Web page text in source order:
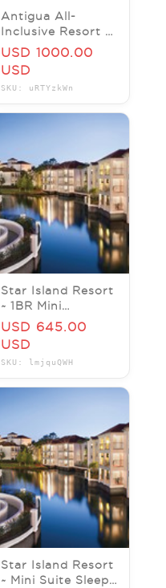
Antigua All-
Inclusive Resort –
Verandah Resort
& Spa – 7 Nights –
for 2 guests
USD 1000.00
USD
SKU: uRTYzkWn
Star Island Resort
~ 1BR Mini
Suite/Sleeps 4 ~
7Nts
AUG/SEPT/OCT/NOV/
2026
USD 645.00
USD
SKU: lmjquQWH
Star Island Resort
~ Mini Suite Sleeps